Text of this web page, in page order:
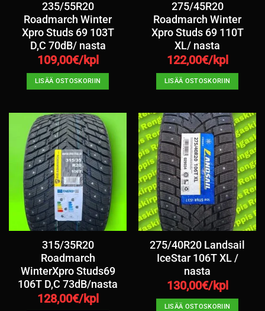
235/55R20
Roadmarch Winter
Xpro Studs 69 103T
D,C 70dB/ nasta
109,00€/kpl
LISÄÄ OSTOSKORIIN
275/45R20
Roadmarch Winter
Xpro Studs 69 110T
XL/ nasta
122,00€/kpl
LISÄÄ OSTOSKORIIN
315/35R20
Roadmarch
WinterXpro Studs69
106T D,C 73dB/nasta
128,00€/kpl
275/40R20 Landsail
IceStar 106T XL /
nasta
130,00€/kpl
LISÄÄ OSTOSKORIIN